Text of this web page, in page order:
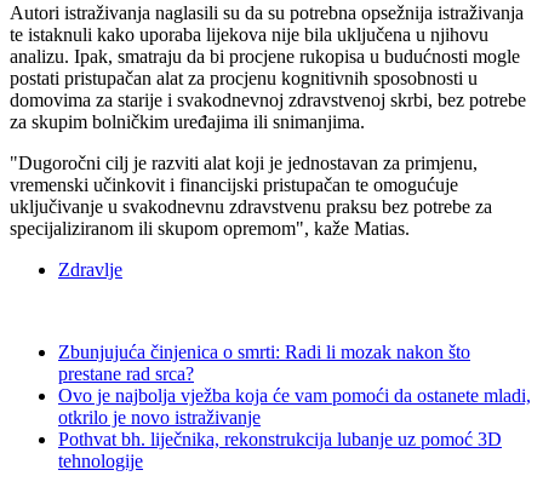
Autori istraživanja naglasili su da su potrebna opsežnija istraživanja
te istaknuli kako uporaba lijekova nije bila uključena u njihovu
analizu. Ipak, smatraju da bi procjene rukopisa u budućnosti mogle
postati pristupačan alat za procjenu kognitivnih sposobnosti u
domovima za starije i svakodnevnoj zdravstvenoj skrbi, bez potrebe
za skupim bolničkim uređajima ili snimanjima.
"Dugoročni cilj je razviti alat koji je jednostavan za primjenu,
vremenski učinkovit i financijski pristupačan te omogućuje
uključivanje u svakodnevnu zdravstvenu praksu bez potrebe za
specijaliziranom ili skupom opremom", kaže Matias.
Zdravlje
Zbunjujuća činjenica o smrti: Radi li mozak nakon što
prestane rad srca?
Ovo je najbolja vježba koja će vam pomoći da ostanete mladi,
otkrilo je novo istraživanje
Pothvat bh. liječnika, rekonstrukcija lubanje uz pomoć 3D
tehnologije